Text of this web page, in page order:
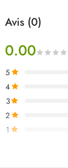
Avis (0)
0.00
5
4
3
2
1
Soyez le